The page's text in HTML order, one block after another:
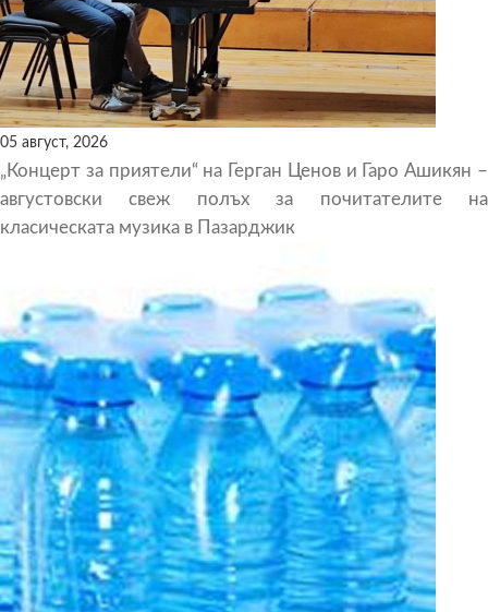
05 август, 2026
„Концерт за приятели“ на Герган Ценов и Гаро Ашикян –
августовски свеж полъх за почитателите на
класическата музика в Пазарджик